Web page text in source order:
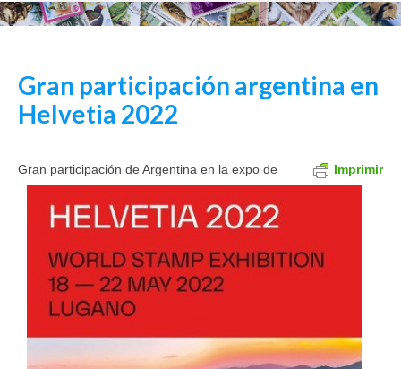
Gran participación argentina en
Helvetia 2022
Imprimir
Gran participación de Argentina en la expo de